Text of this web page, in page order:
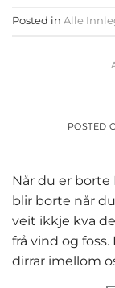
Posted in Alle
POSTED
Når du er
blir borte når
veit ikkje kva
frå vind og
dirrar imellom